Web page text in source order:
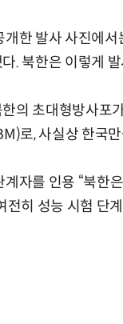
개한 발사 사진에
. 북한은 이렇게
의 초대형방사포
로, 사실상 한국
계자를 인용 “북한
전히 성능 시험 단